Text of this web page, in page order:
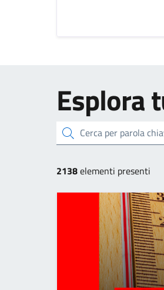
Esplora
cerca
2138elementi presenti